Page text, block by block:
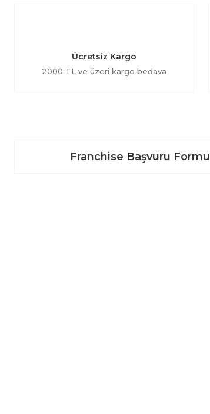
Ücretsiz Kargo
2000 TL ve üzeri kargo bedava
Franchise Başvuru Formu